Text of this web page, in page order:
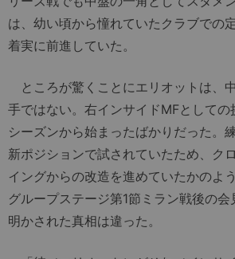
は、幼い頃から憧れていたクラブでの
着実に前進していた。
ところが驚くことにエリオットは、
手ではない。右インサイドMFとしての
シーズンから始まったばかりだった。
新ポジションで試されていたため、ク
イングからの改造を進めていたかのよ
グループステージ第1節ミラン戦後の
明かされた真相は違った。